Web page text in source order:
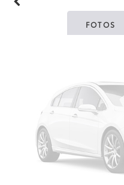
FOTOS
Por